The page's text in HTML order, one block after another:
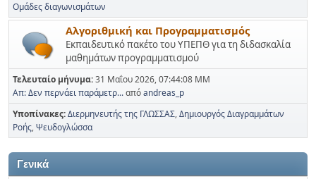
Ομάδες διαγωνισμάτων
Αλγοριθμική και Προγραμματισμός
Εκπαιδευτικό πακέτο του ΥΠΕΠΘ για τη διδασκαλία
μαθημάτων προγραμματισμού
Τελευταίο μήνυμα:31 Μαΐου 2026, 07:44:08 ΜΜ
Απ: Δεν περνάει παράμετρ...απόandreas_p
Υποπίνακες Διερμηνευτής της ΓΛΩΣΣΑΣ Δημιουργός Διαγραμμάτων
Ροής Ψευδογλώσσα
Γενικά